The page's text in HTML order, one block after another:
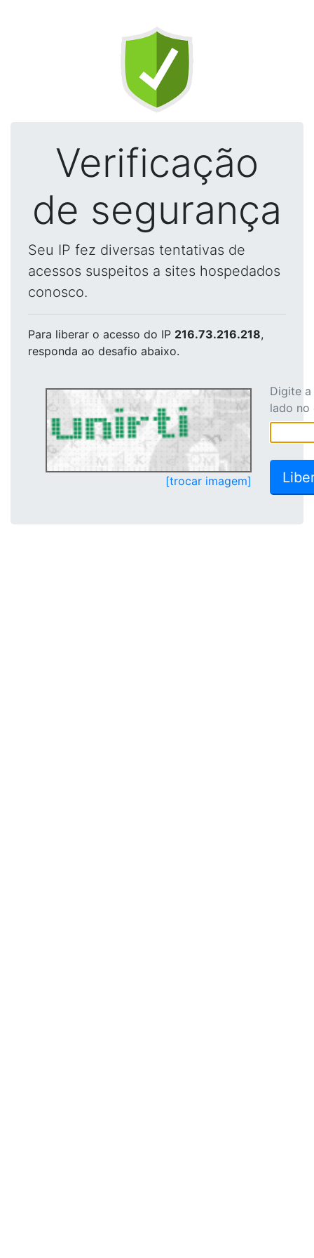
Verificação
de segurança
Seu IP fez diversas tentativas de
acessos suspeitos a sites hospedados
conosco.
Para liberar o acesso do IP 216.73.216.218,
responda ao desafio abaixo.
[trocar imagem]
Digite
lado no